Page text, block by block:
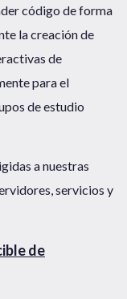
código de forma
la creación de
de
para el
de estudio
a nuestras
servicios y
de